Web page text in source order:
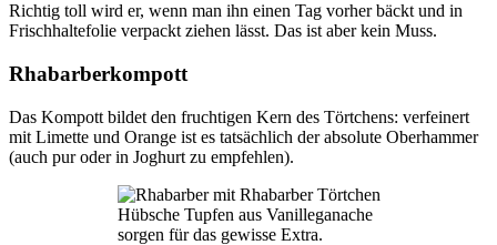
Richtig toll wird er, wenn man ihn einen Tag vorher bäckt und in
Frischhaltefolie verpackt ziehen lässt. Das ist aber kein Muss.
Rhabarberkompott
Das Kompott bildet den fruchtigen Kern des Törtchens: verfeinert
mit Limette und Orange ist es tatsächlich der absolute Oberhammer
(auch pur oder in Joghurt zu empfehlen).
Hübsche Tupfen aus Vanilleganache
sorgen für das gewisse Extra.